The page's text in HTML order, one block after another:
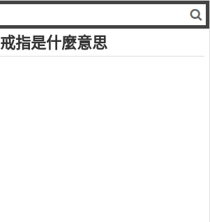
戒指是什麼意思